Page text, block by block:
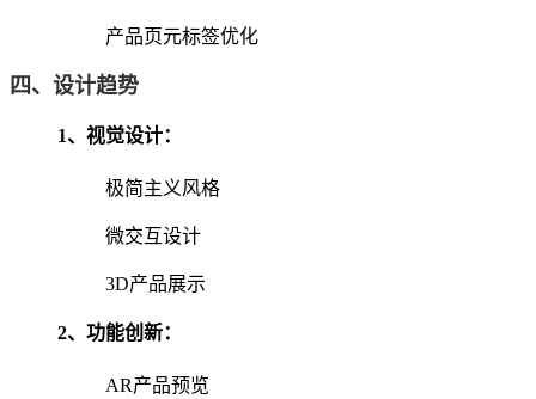
产品页元标签优化
四、设计趋势
1‌、 视觉设计‌：
极简主义风格
微交互设计
3D产品展示
2‌、 功能创新‌：
AR产品预览